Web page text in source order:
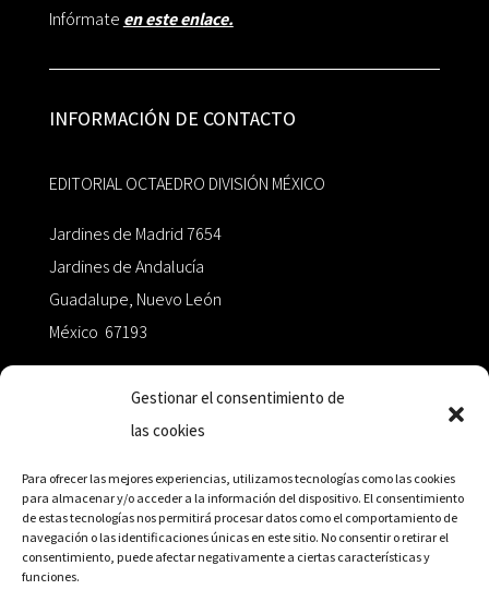
Gestionar el consentimiento de
las cookies
Para ofrecer las mejores experiencias, utilizamos tecnologías como las cookies
para almacenar y/o acceder a la información del dispositivo. El consentimiento
de estas tecnologías nos permitirá procesar datos como el comportamiento de
navegación o las identificaciones únicas en este sitio. No consentir o retirar el
consentimiento, puede afectar negativamente a ciertas características y
funciones.
Infórmate en este enlace.
INFORMACIÓN DE CONTACTO
EDITORIAL OCTAEDRO DIVISIÓN MÉXICO
Jardines de Madrid 7654
Jardines de Andalucía
Guadalupe, Nuevo León
México 67193
+52 811.499.5638
RED DE DISTRIBUCIÓN